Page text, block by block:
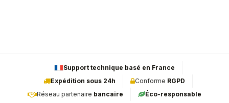
Support technique basé en France
Expédition sous 24h
Conforme RGPD
Réseau partenaire bancaire Éco-responsable